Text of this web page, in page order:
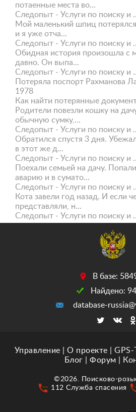
потаенные места во...
Следопыт - Услуги по поиску и
Мой маленький шпиц потерялся
и я уже отча...
Следопыт - Услуги по поиску и
Обидная история произошла с
давно. Он выпа...
Следопыт - Услуги по поиску и
Потеряла поспорт Рахманова
1978
Как найти потерянные
Родители повезли кошку на
обычную сумку,...
Следопыт - Услуги по поиску и
Обратился спустя 3 дня.
в этот же д...
Следопыт - Услуги по поиску и
Поехали семьей на дачу.
аварию и в сумато...
Следопыт - Услуги по поиску и
Кота завели год назад. И если
представляли, н...
Следопыт - Услуги по поиску и
В базе:
Найдено:
database-
Управление О проекте GPS-
Блог
Форум
©2026. Поисково-
settings_phone 112 Служба спасения